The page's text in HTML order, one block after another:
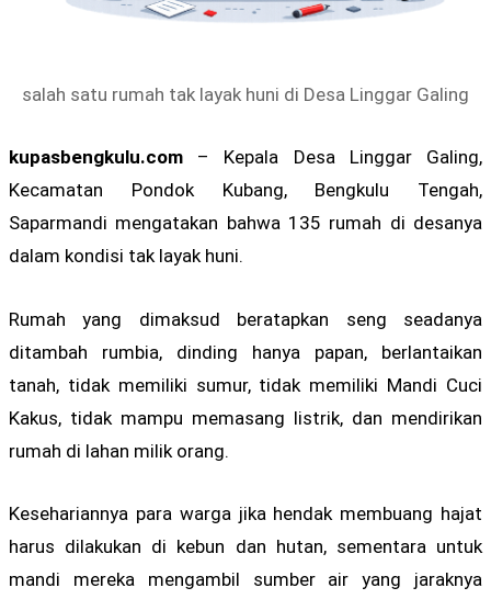
salah satu rumah tak layak huni di Desa Linggar Galing
kupasbengkulu.com – Kepala Desa Linggar Galing,
Kecamatan Pondok Kubang, Bengkulu Tengah,
Saparmandi mengatakan bahwa 135 rumah di desanya
dalam kondisi tak layak huni.
Rumah yang dimaksud beratapkan seng seadanya
ditambah rumbia, dinding hanya papan, berlantaikan
tanah, tidak memiliki sumur, tidak memiliki Mandi Cuci
Kakus, tidak mampu memasang listrik, dan mendirikan
rumah di lahan milik orang.
Kesehariannya para warga jika hendak membuang hajat
harus dilakukan di kebun dan hutan, sementara untuk
mandi mereka mengambil sumber air yang jaraknya